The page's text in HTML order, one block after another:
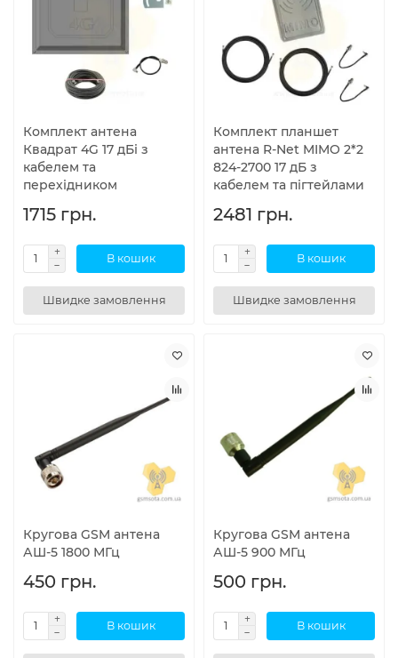
Комплект антена
Квадрат 4G 17 дБі з
кабелем та
перехідником
1715 грн.
В кошик
Швидке замовлення
Комплект планшет
антена R-Net MIMO 2*2
824-2700 17 дБ з
кабелем та пігтейлами
2481 грн.
В кошик
Швидке замовлення
Кругова GSM антена
АШ-5 1800 МГц
450 грн.
В кошик
Кругова GSM антена
АШ-5 900 МГц
500 грн.
В кошик